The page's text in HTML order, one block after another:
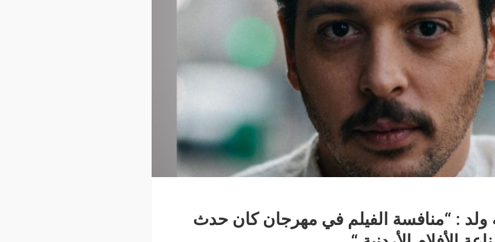
ولد : “منافسة الفيلم في مهرجان كان حدث